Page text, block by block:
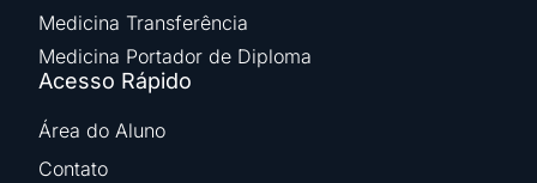
Medicina Transferência
Medicina Portador de Diploma
Acesso Rápido
Área do Aluno
Contato